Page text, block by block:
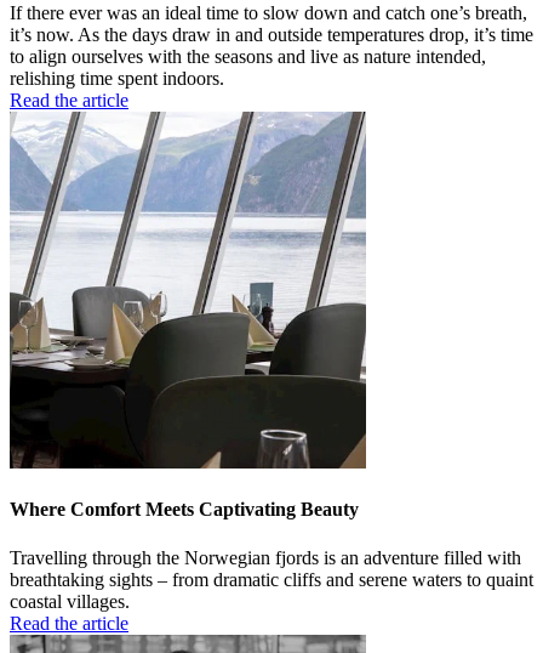
If there ever was an ideal time to slow down and catch one’s breath,
it’s now. As the days draw in and outside temperatures drop, it’s time
to align ourselves with the seasons and live as nature intended,
relishing time spent indoors.
Read the article
Where Comfort Meets Captivating Beauty
Travelling through the Norwegian fjords is an adventure filled with
breathtaking sights – from dramatic cliffs and serene waters to quaint
coastal villages.
Read the article